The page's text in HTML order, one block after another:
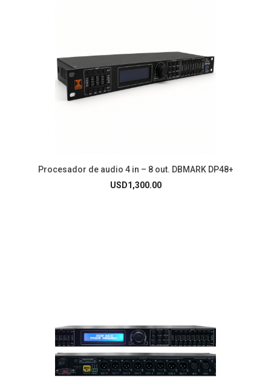
Procesador de audio 4 in – 8 out. DBMARK DP48+
USD1,300.00